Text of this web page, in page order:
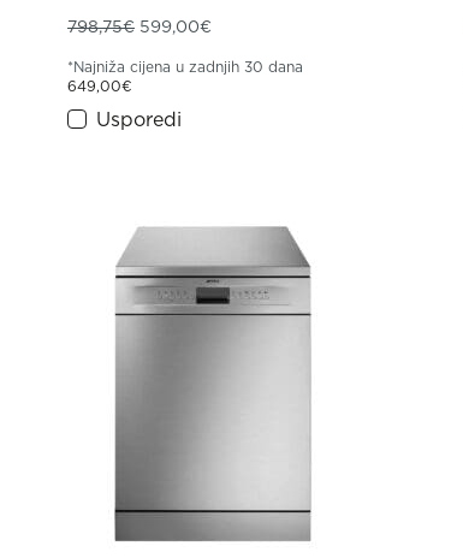
798,75€ Izvorna cijena bila je: 798,75€.
599,00€
*Najniža cijena u zadnjih 30 dana
649,00€
Usporedi